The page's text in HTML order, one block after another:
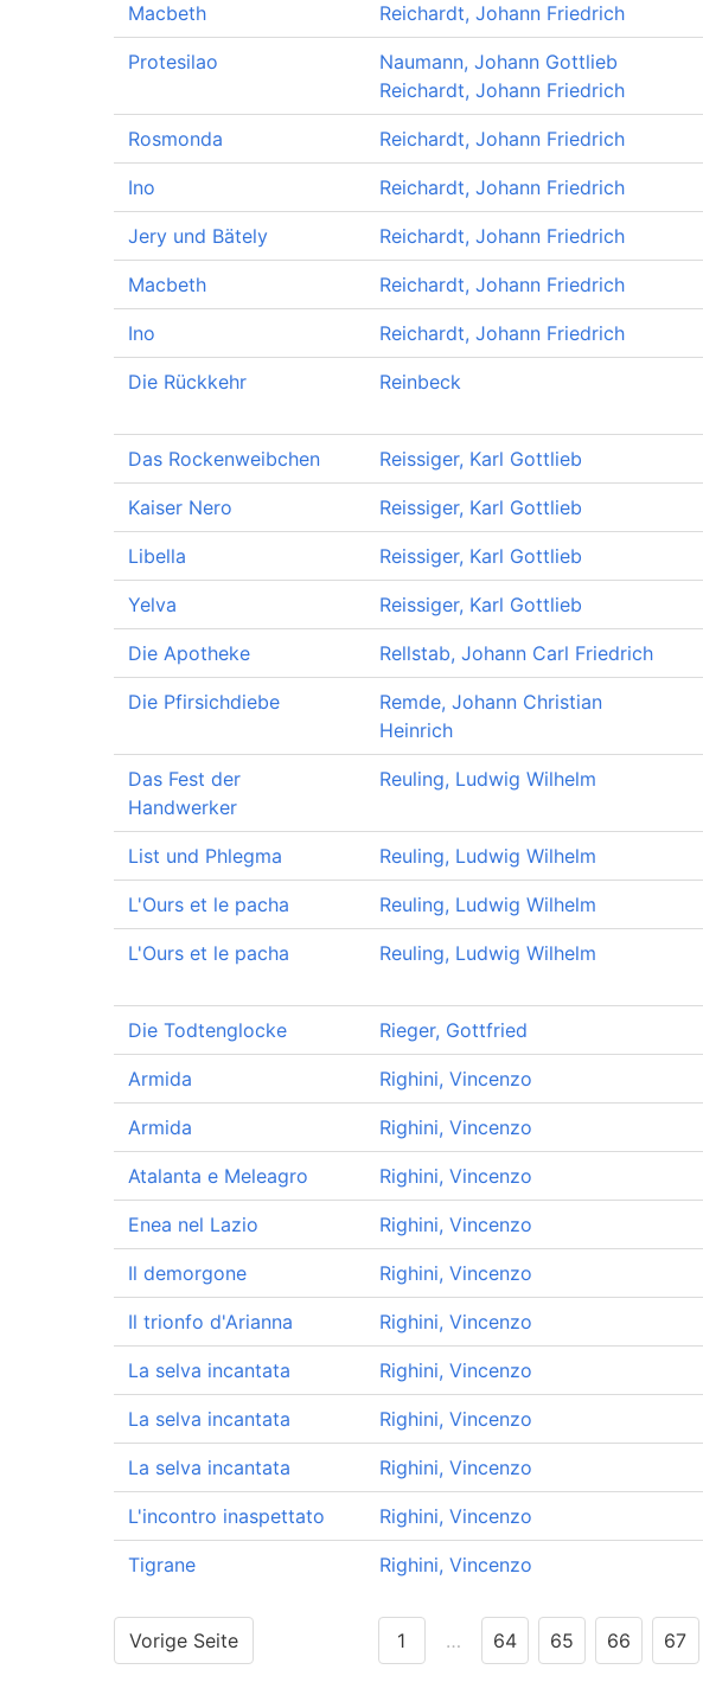
Macbeth Reichardt, Johann Friedrich
Protesilao
Naumann, Johann Gottlieb
Reichardt, Johann Friedrich
Rosmonda Reichardt, Johann Friedrich
Ino Reichardt, Johann Friedrich
Jery und Bätely Reichardt, Johann Friedrich
Macbeth Reichardt, Johann Friedrich
Ino Reichardt, Johann Friedrich
Die Rückkehr Reinbeck
Das Rockenweibchen Reissiger, Karl Gottlieb
Kaiser Nero Reissiger, Karl Gottlieb
Libella Reissiger, Karl Gottlieb
Yelva Reissiger, Karl Gottlieb
Die Apotheke Rellstab, Johann Carl Friedrich
Die Pfirsichdiebe
Remde, Johann Christian
Heinrich
Das Fest der
Handwerker
Reuling, Ludwig Wilhelm
List und Phlegma Reuling, Ludwig Wilhelm
L'Ours et le pacha Reuling, Ludwig Wilhelm
L'Ours et le pacha Reuling, Ludwig Wilhelm
Die Todtenglocke Rieger, Gottfried
Armida Righini, Vincenzo
Armida Righini, Vincenzo
Atalanta e Meleagro Righini, Vincenzo
Enea nel Lazio Righini, Vincenzo
Il demorgone Righini, Vincenzo
Il trionfo d'Arianna Righini, Vincenzo
La selva incantata Righini, Vincenzo
La selva incantata Righini, Vincenzo
La selva incantata Righini, Vincenzo
L'incontro inaspettato Righini, Vincenzo
Tigrane Righini, Vincenzo
Vorige Seite 1 … 64 65 66 67